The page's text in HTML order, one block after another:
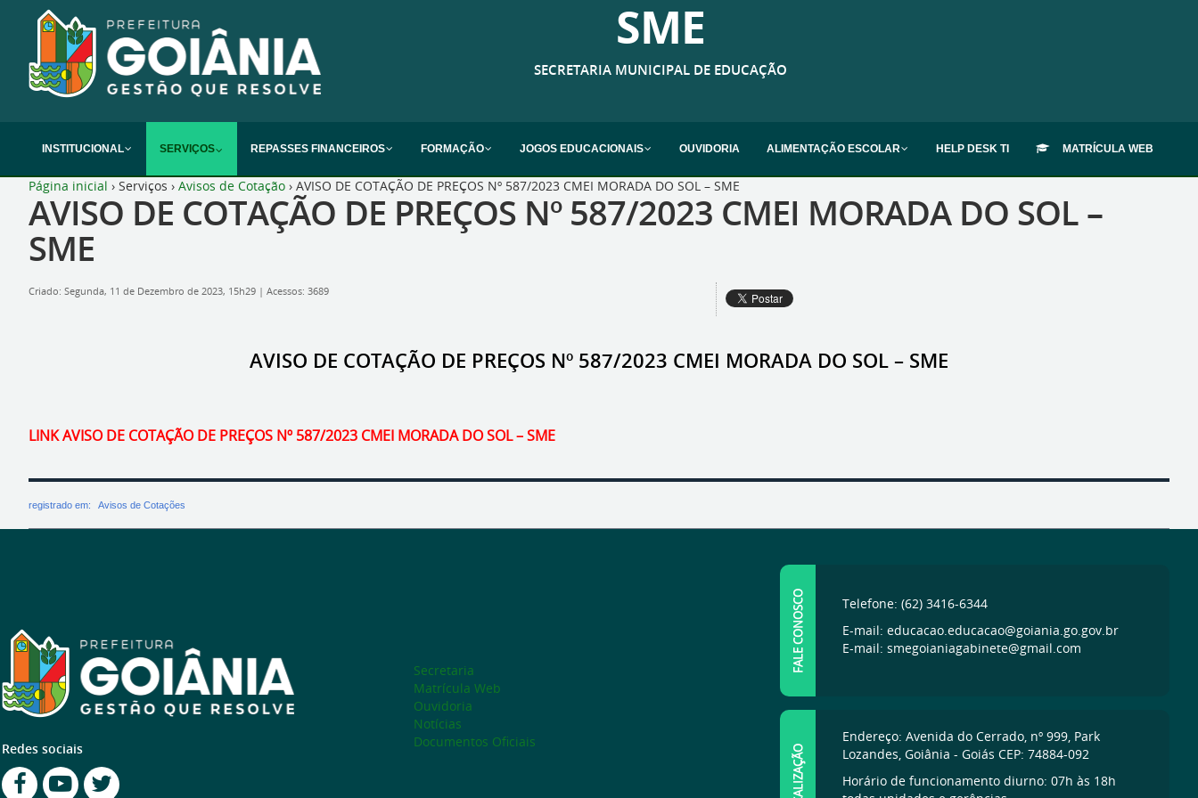
SME
SECRETARIA MUNICIPAL DE EDUCAÇÃO
INSTITUCIONAL SERVIÇOS REPASSES FINANCEIROS FORMAÇÃO JOGOS EDUCACIONAIS OUVIDORIA ALIMENTAÇÃO ESCOLAR HELP DESK TI MATRÍCULA WEB
Página inicial › Serviços › Avisos de Cotação › AVISO DE COTAÇÃO DE PREÇOS Nº 587/2023 CMEI MORADA DO SOL – SME
AVISO DE COTAÇÃO DE PREÇOS Nº 587/2023 CMEI MORADA DO SOL –
SME
Criado: Segunda, 11 de Dezembro de 2023, 15h29 | Acessos: 3689
AVISO DE COTAÇÃO DE PREÇOS Nº 587/2023 CMEI MORADA DO SOL – SME
LINK AVISO DE COTAÇÃO DE PREÇOS Nº 587/2023 CMEI MORADA DO SOL – SME
registrado em: Avisos de Cotações
Redes sociais
Secretaria
Matrícula Web
Ouvidoria
Notícias
Documentos Oficiais
FALE CONOSCO
Telefone: (62) 3416-6344
E-mail: educacao.educacao@goiania.go.gov.br
E-mail: smegoianiagabinete@gmail.com
LOCALIZAÇÃO
Endereço: Avenida do Cerrado, nº 999, Park
Lozandes, Goiânia - Goiás CEP: 74884-092
Horário de funcionamento diurno: 07h às 18h